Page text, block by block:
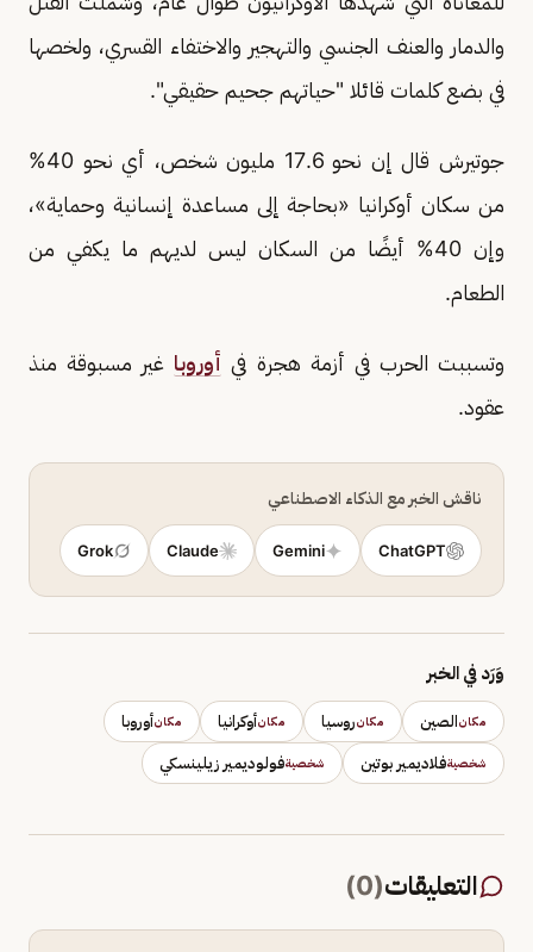
والدمار والعنف الجنسي والتهجير والاختفاء القسري، ولخصها
في بضع كلمات قائلا "حياتهم جحيم حقيقي".
جوتيرش قال إن نحو 17.6 مليون شخص، أي نحو 40%
من سكان أوكرانيا «بحاجة إلى مساعدة إنسانية وحماية»،
وإن 40% أيضًا من السكان ليس لديهم ما يكفي من
الطعام.
وتسببت الحرب في أزمة هجرة في أوروبا غير مسبوقة منذ
عقود.
ناقش الخبر مع الذكاء الاصطناعي
ChatGPT
Gemini
Claude
Grok
وَرَد في الخبر
مكانالصين مكانروسيا مكانأوكرانيا مكانأوروبا
شخصيةفلاديمير بوتين شخصيةفولوديمير زيلينسكي
التعليقات(
0
)